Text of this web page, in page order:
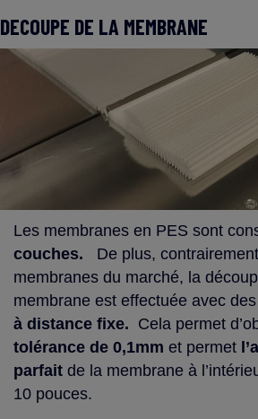
DECOUPE DE LA MEMBRANE
Les membranes en PES sont
couches. De plus,
membranes du marché, la
membrane est effectuée avec des
à distance fixe. Cela permet
tolérance de 0,1mm et permet
parfait de la membrane à
10 pouces.